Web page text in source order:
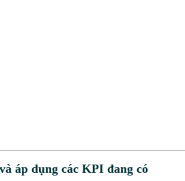
áp dụng các KPI đang có